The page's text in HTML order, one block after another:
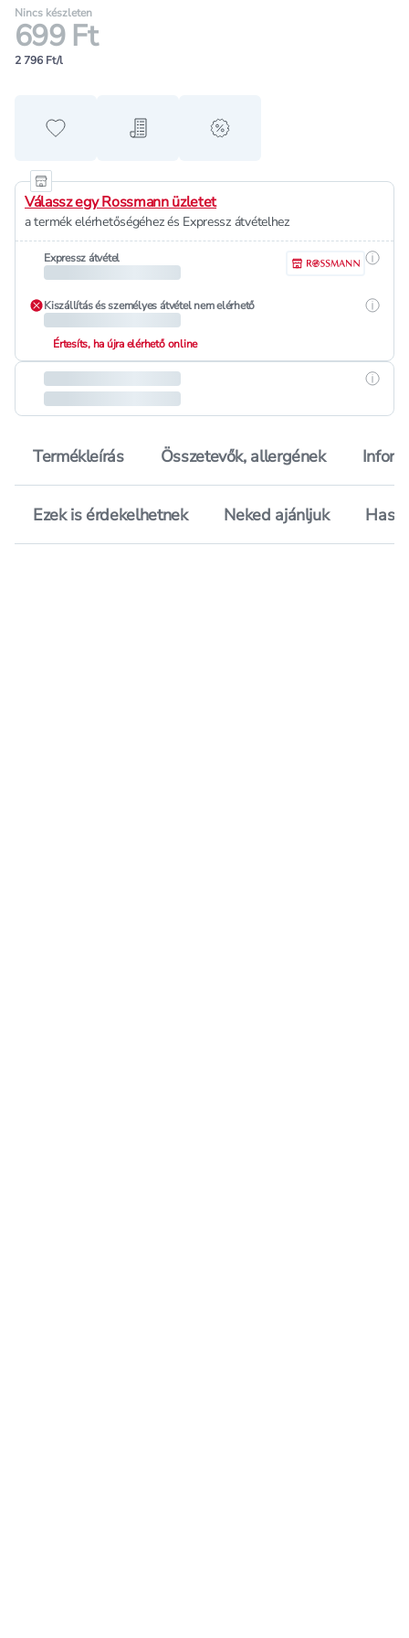
Nincs készleten
699 Ft
2 796 Ft/l
Hozzáadás a kedvencekhez
Hozzáadás a bevásárló listához
alert when on sale
Válassz egy Rossmann üzletet
a termék elérhetőségéhez és Expressz átvételhez
Expressz átvétel
Kiszállítás és személyes átvétel nem elérhető
Értesíts, ha újra elérhető online
Termékleírás Összetevők, allergének
Ezek is érdekelhetnek Neked ajánljuk